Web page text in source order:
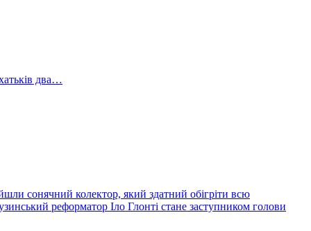
два…
сонячний колектор, який здатний обігріти всю
реформатор Іло Глонті стане заступником голови